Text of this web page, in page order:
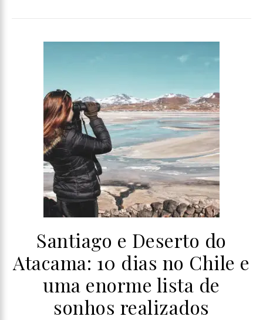
Santiago e Deserto do
Atacama: 10 dias no Chile e
uma enorme lista de
sonhos realizados